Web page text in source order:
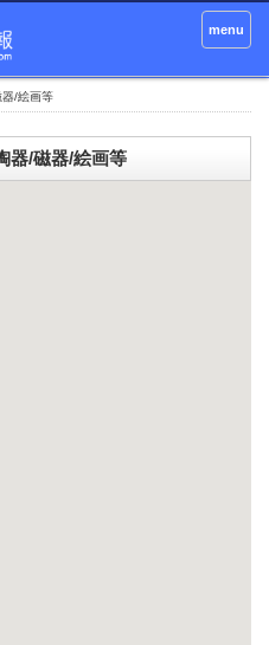
menu
/絵画等
器/磁器/絵画等